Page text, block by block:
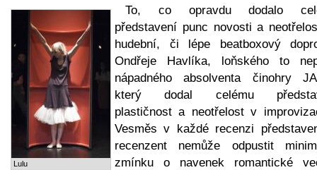
Lulu
To, co opravdu dodalo
představení punc novosti a
hudební, či lépe beatboxový
Ondřeje Havlíka, loňského to
nápadného absolventa činohry
který dodal celému
plastičnost a neotřelost v
Vesměs v každé recenzi
recenzent nemůže odpustit
zmínku o navenek romantické